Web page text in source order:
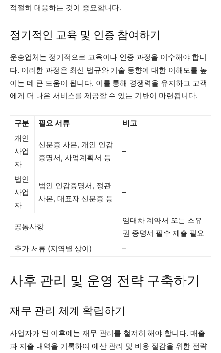
적절히 대응하는 것이 중요합니다.
정기적인 교육 및 인증 참여하기
운송업체는 정기적으로 교육이나 인증 과정을 이수해야 합니
다. 이러한 과정은 최신 법규와 기술 동향에 대한 이해도를 높
이는 데 큰 도움이 됩니다. 이를 통해 경쟁력을 유지하고 고객
에게 더 나은 서비스를 제공할 수 있는 기반이 마련됩니다.
구분 필요 서류
비고
개인
사업
자
신분증 사본, 개인 인감
증명서, 사업계획서 등
–
법인
사업
자
법인 인감증명서, 정관
사본, 대표자 신분증 등
–
공통사항
임대차 계약서 또는 소유
권 증명서 필수 제출 필요
추가 서류 (지역별 상이)
–
사후 관리 및 운영 전략 구축하기
재무 관리 체계 확립하기
사업자가 된 이후에는 재무 관리를 철저히 해야 합니다. 매출
과 지출 내역을 기록하여 예산 관리 및 비용 절감을 위한 전략